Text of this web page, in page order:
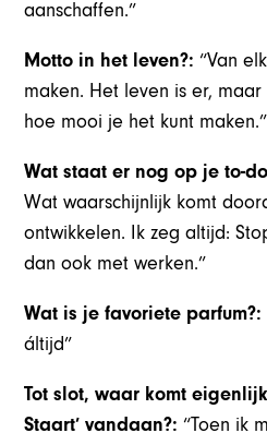
aanschaffen.”
Motto in het leven?:“Van
maken. Het leven is er,
hoe mooi je het kunt maken.”
Wat staat er nog op je to-
Wat waarschijnlijk komt
ontwikkelen. Ik zeg altijd:
dan ook met werken.”
Wat is je favoriete parfum?:
áltijd”
Tot slot, waar komt
Staart’ vandaan?: “Toen ik